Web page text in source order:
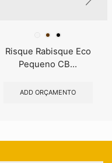
Risque Rabisque Eco
Pequeno CB...
ADD ORÇAMENTO